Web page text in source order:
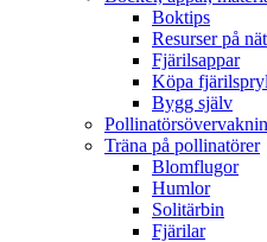
Boktips
Resurser på
Fjärilsappar
Köpa
Bygg själv
Träna på pollinatörer
Blomflugor
Humlor
Solitärbin
Fjärilar